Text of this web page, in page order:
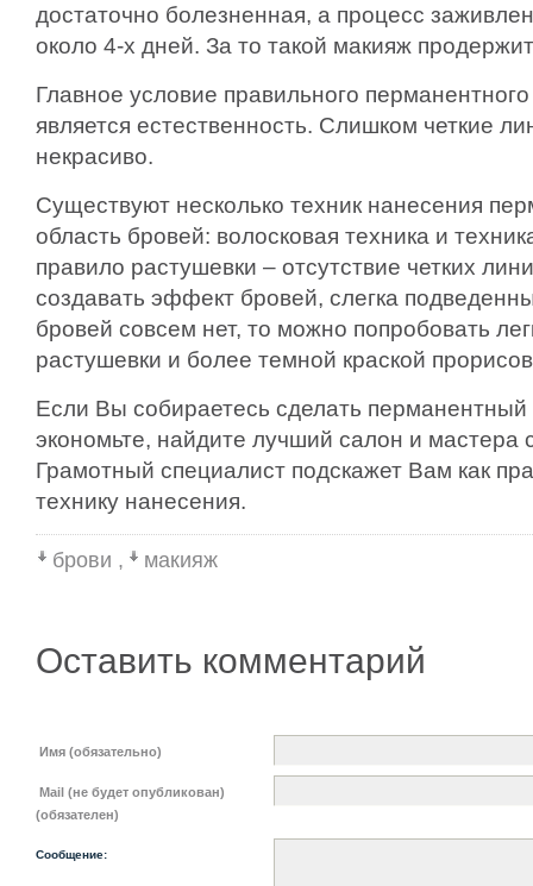
достаточно болезненная, а процесс
около 4-х дней. За то такой макияж
Главное условие правильного
является естественность. Слишком четкие
некрасиво.
Существуют несколько техник нанесения
область бровей: волосковая техника и
правило растушевки – отсутствие четких
создавать эффект бровей, слегка
бровей совсем нет, то можно попробовать
растушевки и более темной краской
Если Вы собираетесь сделать
экономьте, найдите лучший салон и
Грамотный специалист подскажет Вам как
технику нанесения.
брови , макияж
Оставить комментарий
Имя (обязательно)
Mail (не будет опубликован)
(обязателен)
Сообщение: